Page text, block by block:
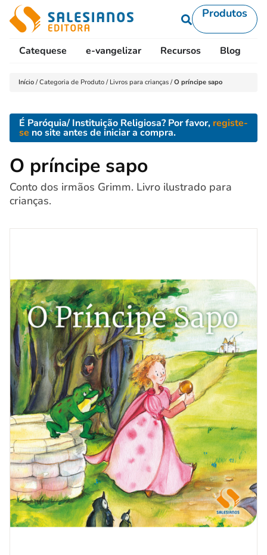
Produtos
Catequese e-vangelizar Recursos Blog
Início /Categoria de Produto / Livros para crianças /O príncipe sapo
É Paróquia/ Instituição Religiosa? Por favor, registe-
se no site antes de iniciar a compra.
O príncipe sapo
Conto dos irmãos Grimm. Livro ilustrado para
crianças.